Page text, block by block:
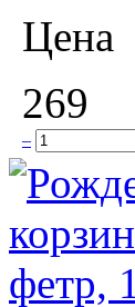
Цена
269
–